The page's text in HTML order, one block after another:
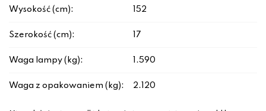
Wysokość (cm): 152
Szerokość (cm): 17
Waga lampy (kg): 1.590
Waga z opakowaniem (kg): 2.120